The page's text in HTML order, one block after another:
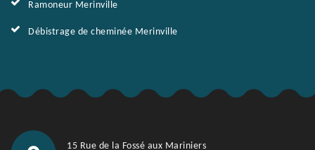
Ramoneur Merinville
Débistrage de cheminée Merinville
15 Rue de la Fossé aux Mariniers